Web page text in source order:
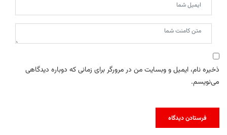
ذخیره نام، ایمیل و وبسایت من در مرورگر برای زمانی که دوباره دیدگاهی
می‌نویسم.